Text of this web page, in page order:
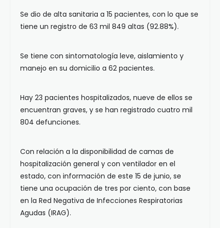
Se dio de alta sanitaria a 15 pacientes, con lo que se
tiene un registro de 63 mil 849 altas (92.88%).
Se tiene con sintomatología leve, aislamiento y
manejo en su domicilio a 62 pacientes.
Hay 23 pacientes hospitalizados, nueve de ellos se
encuentran graves, y se han registrado cuatro mil
804 defunciones.
Con relación a la disponibilidad de camas de
hospitalización general y con ventilador en el
estado, con información de este 15 de junio, se
tiene una ocupación de tres por ciento, con base
en la Red Negativa de Infecciones Respiratorias
Agudas (IRAG).